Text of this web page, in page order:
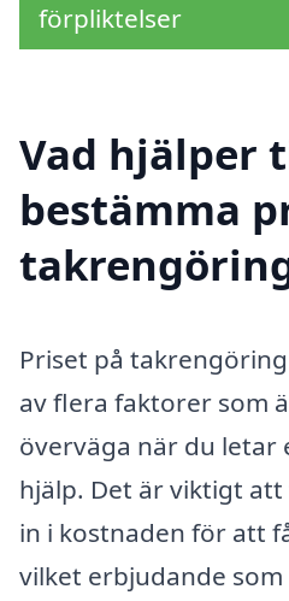
förpliktelser
Vad hjälper
bestämma
Priset på
av flera faktorer som
överväga när du letar
hjälp. Det är viktigt
in i kostnaden för att
vilket erbjudande